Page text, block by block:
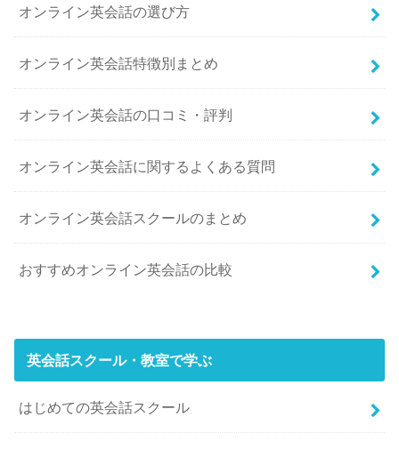
オンライン英会話の選び方
オンライン英会話特徴別まとめ
オンライン英会話の口コミ・評判
オンライン英会話に関するよくある質問
オンライン英会話スクールのまとめ
おすすめオンライン英会話の比較
英会話スクール・教室で学ぶ
はじめての英会話スクール